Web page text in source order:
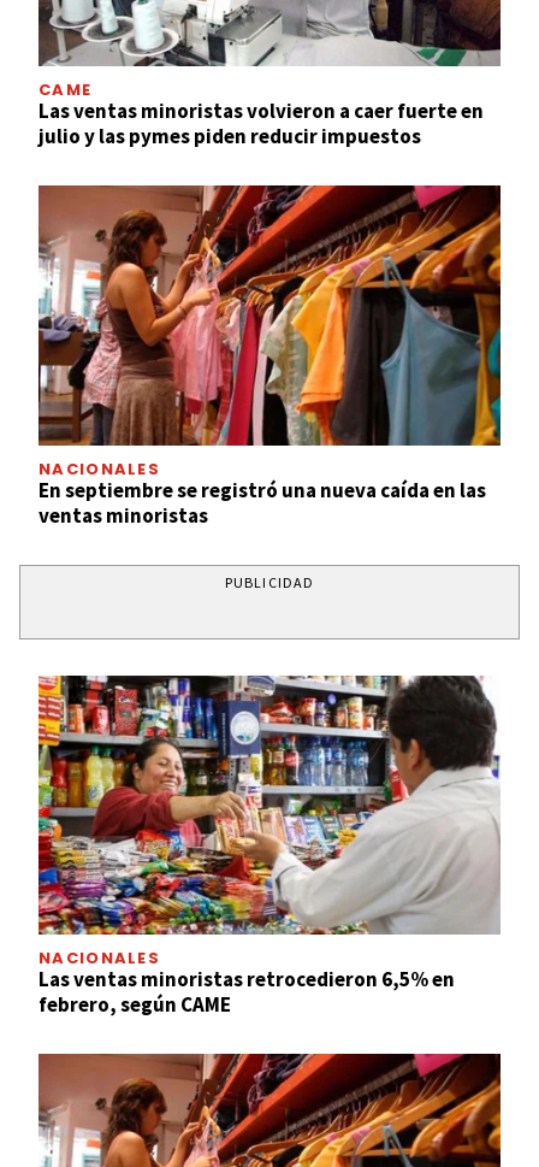
CAME
Las ventas minoristas volvieron a caer fuerte en
julio y las pymes piden reducir impuestos
NACIONALES
En septiembre se registró una nueva caída en las
ventas minoristas
PUBLICIDAD
NACIONALES
Las ventas minoristas retrocedieron 6,5% en
febrero, según CAME